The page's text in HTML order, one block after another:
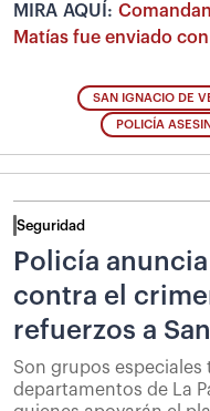
MIRA AQUÍ:
Matías fue enviado
SAN IGNACIO DE
POLICÍA
Seguridad
Policía
contra el
refuerzos a
Son grupos
departamentos de La